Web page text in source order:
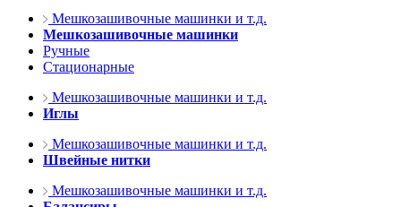
Мешкозашивочные машинки и т.д.
Мешкозашивочные машинки
Ручные
Стационарные
Мешкозашивочные машинки и т.д.
Иглы
Мешкозашивочные машинки и т.д.
Швейные нитки
Мешкозашивочные машинки и т.д.